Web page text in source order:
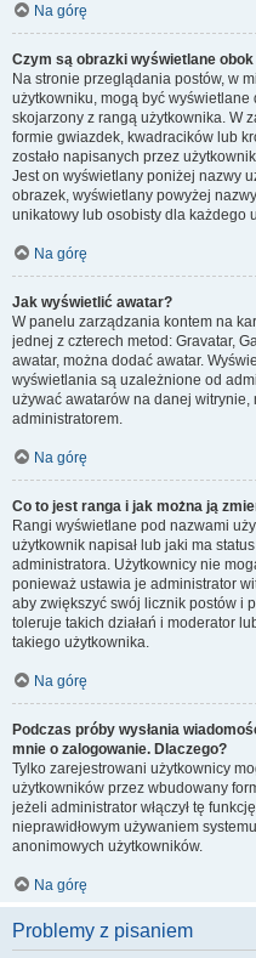
Na górę
Czym są obrazki wyświetlane
Na stronie przeglądania postów, w
użytkowniku, mogą być
skojarzony z rangą użytkownika. W
formie gwiazdek, kwadracików lub
zostało napisanych przez
Jest on wyświetlany poniżej nazwy
obrazek, wyświetlany powyżej
unikatowy lub osobisty dla każdego
Na górę
Jak wyświetlić awatar?
W panelu zarządzania kontem na
jednej z czterech metod: Gravatar,
awatar, można dodać awatar.
wyświetlania są uzależnione od
używać awatarów na danej witrynie,
administratorem.
Na górę
Co to jest ranga i jak można ją
Rangi wyświetlane pod nazwami
użytkownik napisał lub jaki ma
administratora. Użytkownicy nie
ponieważ ustawia je administrator
aby zwiększyć swój licznik postów i
toleruje takich działań i moderator
takiego użytkownika.
Na górę
Podczas próby wysłania
mnie o zalogowanie. Dlaczego?
Tylko zarejestrowani użytkownicy
użytkowników przez wbudowany
jeżeli administrator włączył tę
nieprawidłowym używaniem
anonimowych użytkowników.
Na górę
Problemy z pisaniem